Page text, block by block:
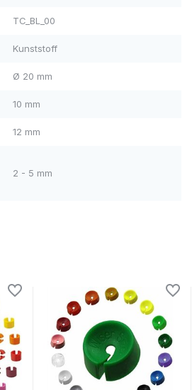
TC_BL_00
Kunststoff
Ø 20 mm
10 mm
12 mm
2 - 5 mm